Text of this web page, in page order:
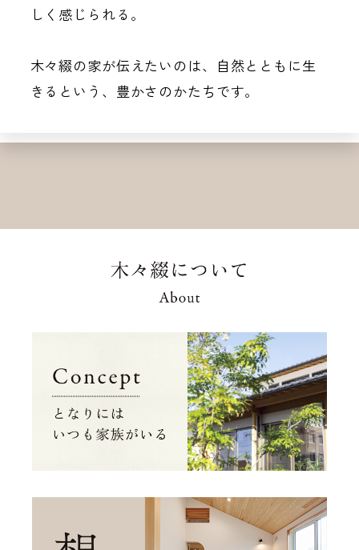
しく感じられる。
木々綴の家が伝えたいのは、自然とともに生
きるという、 豊かさのかたちです。